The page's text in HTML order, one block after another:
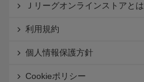
Ｊリーグオンラインストアとは
利用規約
個人情報保護方針
Cookieポリシー